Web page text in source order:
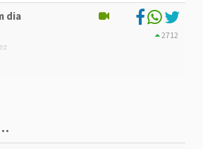
dia
2712